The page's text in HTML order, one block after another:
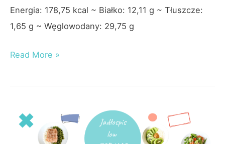
Energia: 178,75 kcal ~ Białko: 12,11 g ~ Tłuszcze:
1,65 g ~ Węglowodany: 29,75 g
Sałatka
ciecierzycą
kurczakiem
Read More »